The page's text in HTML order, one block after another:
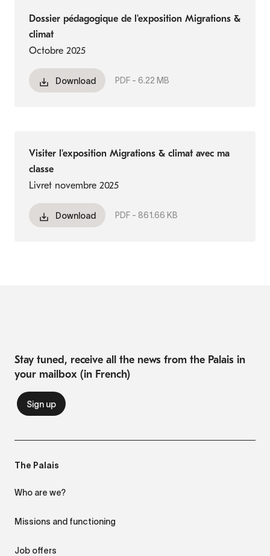
Dossier pédagogique de l'exposition Migrations &
climat
Octobre 2025
Download PDF - 6.22 MB
Visiter l'exposition Migrations & climat avec ma
classe
Livret novembre 2025
Download PDF - 861.66 KB
Stay tuned, receive all the news from the Palais in
your mailbox (in French)
The Palais
Who are we?
Missions and functioning
Job offers